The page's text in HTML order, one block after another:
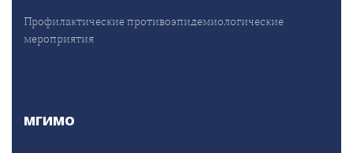
Профилактические противоэпидемиологические
мероприятия
МГИМО